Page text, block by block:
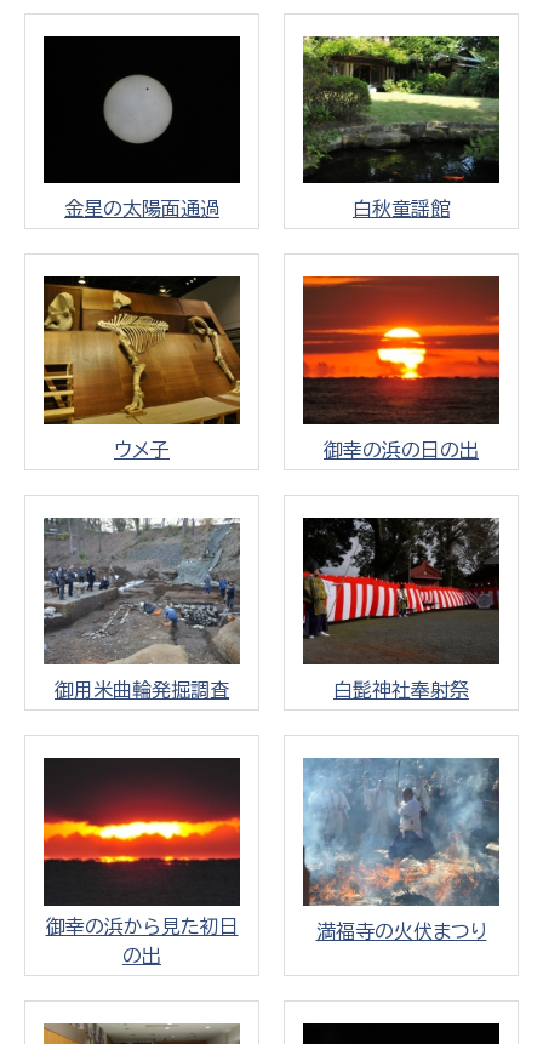
金星の太陽面通過 白秋童謡館
ウメ子 御幸の浜の日の出
御用米曲輪発掘調査 白髭神社奉射祭
御幸の浜から見た初日
の出
満福寺の火伏まつり